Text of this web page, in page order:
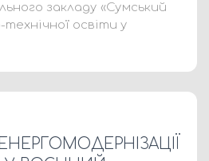
закладу «Сумський
освіти у